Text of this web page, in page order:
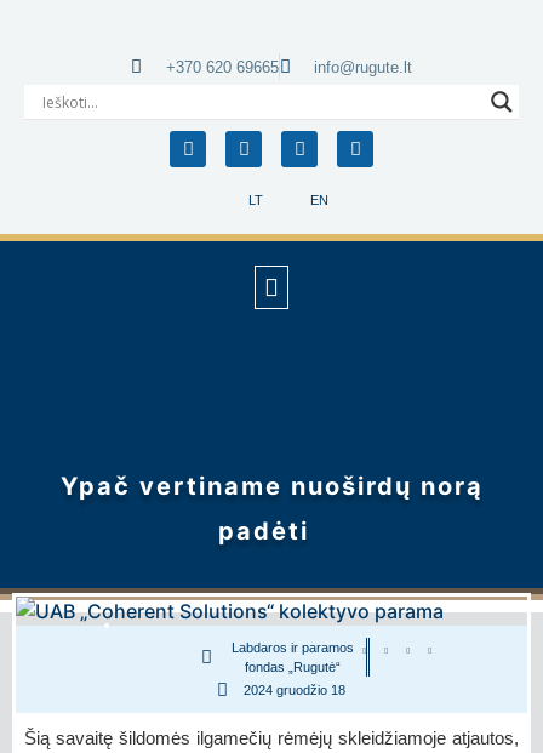
LT EN
+370 620 69665 info@rugute.lt
Ypač vertiname nuoširdų norą
padėti
Labdaros ir paramos
fondas „Rugutė“
2024 gruodžio 18
Šią savaitę šildomės ilgamečių rėmėjų skleidžiamoje atjautos,